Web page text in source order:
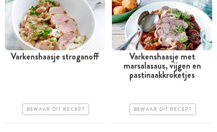
Varkenshaasje stroganoff
BEWAAR DIT RECEPT
Meer dan 1 uur
Iets moeilijker
Varkenshaasje met
marsalasaus, vijgen en
pastinaakkroketjes
BEWAAR DIT RECEPT